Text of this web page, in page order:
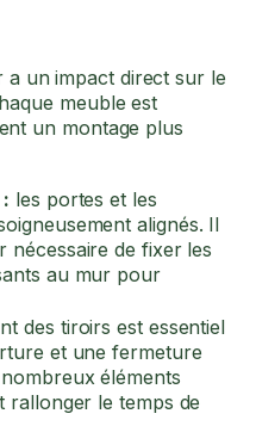
a un impact direct sur le
meuble est
un montage plus
les portes et les
alignés. Il
nécessaire de fixer les
au mur pour
des tiroirs est essentiel
et une fermeture
éléments
rallonger le temps de